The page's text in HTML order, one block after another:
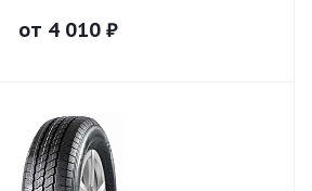
от 4 010 ₽